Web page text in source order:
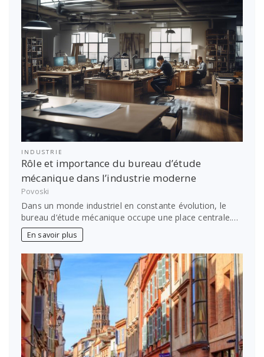
INDUSTRIE
Rôle et importance du bureau d’étude
mécanique dans l’industrie moderne
Povoski
Dans un monde industriel en constante évolution, le
bureau d’étude mécanique occupe une place centrale.…
En savoir plus